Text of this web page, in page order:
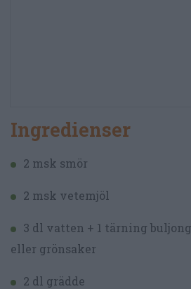
Ingredienser
2 msk smör
2 msk vetemjöl
3 dl vatten + 1 tärning
eller grönsaker
2 dl grädde